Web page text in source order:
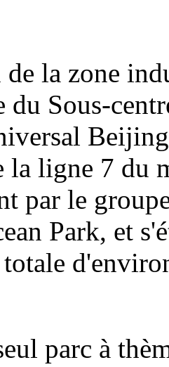
de la zone
du Sous-
la ligne 7 du
par le
Park, et
parc à